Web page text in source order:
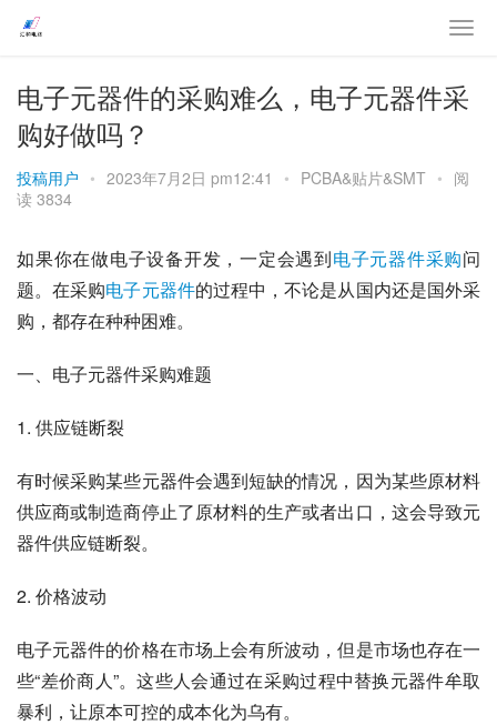
电子元器件的采购难么，电子元器件采
购好做吗？
投稿用户 • 2023年7月2日 pm12:41 • PCBA&贴片&SMT • 阅
读 3834
如果你在做电子设备开发，一定会遇到电子元器件采购问
题。在采购电子元器件的过程中，不论是从国内还是国外采
购，都存在种种困难。
一、电子元器件采购难题
1. 供应链断裂
有时候采购某些元器件会遇到短缺的情况，因为某些原材料
供应商或制造商停止了原材料的生产或者出口，这会导致元
器件供应链断裂。
2. 价格波动
电子元器件的价格在市场上会有所波动，但是市场也存在一
些“差价商人”。这些人会通过在采购过程中替换元器件牟取
暴利，让原本可控的成本化为乌有。